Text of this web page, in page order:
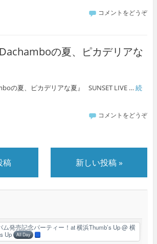
コメントをどうぞ
Dachamboの夏、ピカデリアな
の夏、ピカデリアな夏』 SUNSET LIVE … 続
コメントをどうぞ
稿 新しい投稿»
ム発売記念パーティー！at 横浜Thumb’s Up@ 横
Up
All Day